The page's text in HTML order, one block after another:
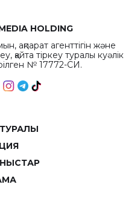
HOLDING
ақпарат агенттігін және
қайта тіркеу туралы куәлік
№ 17772-СИ.